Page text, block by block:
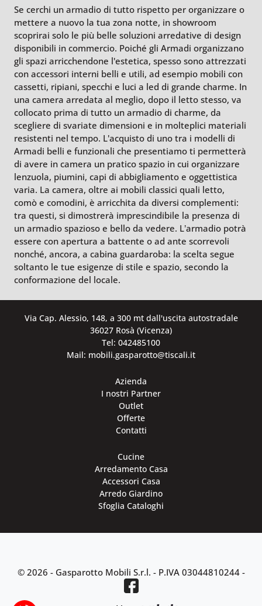
Se cerchi un armadio di tutto rispetto per organizzare o
mettere a nuovo la tua zona notte, in showroom
scoprirai solo le più belle soluzioni arredative di design
disponibili in commercio. Poiché gli Armadi organizzano
gli spazi arricchendone l'estetica, spesso sono attrezzati
con accessori interni belli e utili, ad esempio mobili con
cassetti, ripiani, specchi e luci a led di grande charme. In
una camera arredata al meglio, dopo il letto stesso, va
collocato prima di tutto un armadio di charme, da
scegliere di svariate dimensioni e in molteplici materiali
resistenti nel tempo. L'acquisto di uno tra i modelli di
Armadi belli e funzionali che presentiamo ti permetterà
di avere in camera un pratico spazio in cui organizzare
lenzuola, piumini, capi di abbigliamento e oggettistica
varia. La camera, oltre ai mobili classici quali letto,
comò e comodini, è arricchita da diversi complementi:
tra questi, si dimostrerà imprescindibile la presenza di
un armadio spazioso e bello da vedere. L’armadio potrà
essere con apertura a battente o ad ante scorrevoli
nonché, ancora, a cabina guardaroba: la scelta segue
soltanto le tue esigenze di stile e spazio, secondo la
conformazione del locale.
Via Cap. Alessio, 148, a 300 mt dall'uscita autostradale
36027 Rosà (Vicenza)
Tel: 042485100
Mail: mobili.gasparotto@tiscali.it
Azienda
I nostri Partner
Outlet
Offerte
Contatti
Cucine
Arredamento Casa
Accessori Casa
Arredo Giardino
Sfoglia Cataloghi
© 2026 - Gasparotto Mobili S.r.l. - P.IVA 03044810244-